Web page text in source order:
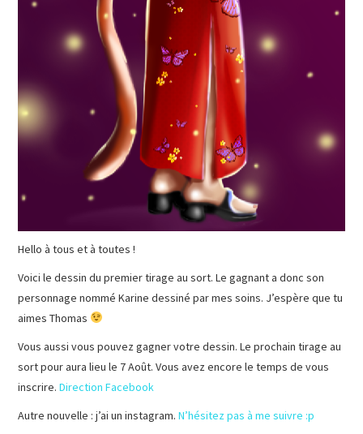
Hello à tous et à toutes !
Voici le dessin du premier tirage au sort. Le gagnant a donc son
personnage nommé Karine dessiné par mes soins. J’espère que tu
aimes Thomas
Vous aussi vous pouvez gagner votre dessin. Le prochain tirage au
sort pour aura lieu le 7 Août. Vous avez encore le temps de vous
inscrire.Direction Facebook
Autre nouvelle : j’ai un instagram.N’hésitez pas à me suivre :p